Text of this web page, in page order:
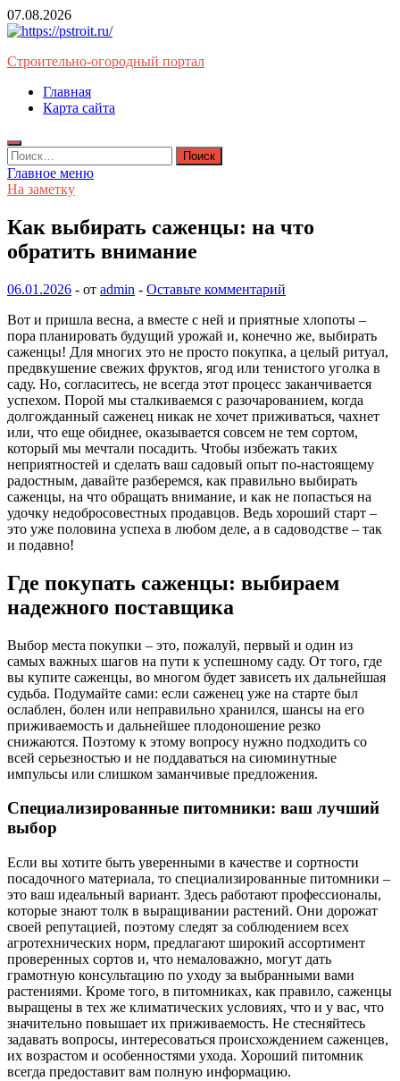
Перейти
к
07.08.2026
Строительно-огородный портал
Главная
Карта сайта
Найти:
Главное меню
На заметку
Как выбирать саженцы: на что
обратить внимание
06.01.2026 - от admin - Оставьте комментарий
Вот и пришла весна, а вместе с ней и приятные хлопоты –
пора планировать будущий урожай и, конечно же, выбирать
саженцы! Для многих это не просто покупка, а целый ритуал,
предвкушение свежих фруктов, ягод или тенистого уголка в
саду. Но, согласитесь, не всегда этот процесс заканчивается
успехом. Порой мы сталкиваемся с разочарованием, когда
долгожданный саженец никак не хочет приживаться, чахнет
или, что еще обиднее, оказывается совсем не тем сортом,
который мы мечтали посадить. Чтобы избежать таких
неприятностей и сделать ваш садовый опыт по-настоящему
радостным, давайте разберемся, как правильно выбирать
саженцы, на что обращать внимание, и как не попасться на
удочку недобросовестных продавцов. Ведь хороший старт –
это уже половина успеха в любом деле, а в садоводстве – так
и подавно!
Где покупать саженцы: выбираем
надежного поставщика
Выбор места покупки – это, пожалуй, первый и один из
самых важных шагов на пути к успешному саду. От того, где
вы купите саженцы, во многом будет зависеть их дальнейшая
судьба. Подумайте сами: если саженец уже на старте был
ослаблен, болен или неправильно хранился, шансы на его
приживаемость и дальнейшее плодоношение резко
снижаются. Поэтому к этому вопросу нужно подходить со
всей серьезностью и не поддаваться на сиюминутные
импульсы или слишком заманчивые предложения.
Специализированные питомники: ваш лучший
выбор
Если вы хотите быть уверенными в качестве и сортности
посадочного материала, то специализированные питомники –
это ваш идеальный вариант. Здесь работают профессионалы,
которые знают толк в выращивании растений. Они дорожат
своей репутацией, поэтому следят за соблюдением всех
агротехнических норм, предлагают широкий ассортимент
проверенных сортов и, что немаловажно, могут дать
грамотную консультацию по уходу за выбранными вами
растениями. Кроме того, в питомниках, как правило, саженцы
выращены в тех же климатических условиях, что и у вас, что
значительно повышает их приживаемость. Не стесняйтесь
задавать вопросы, интересоваться происхождением саженцев,
их возрастом и особенностями ухода. Хороший питомник
всегда предоставит вам полную информацию.